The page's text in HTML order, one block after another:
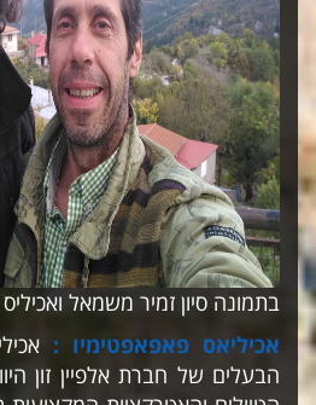
בתמונה סיון זמיר משמאל
אכיליאס פאפאפטימיו :
הבעלים של חברת אלפיין זון